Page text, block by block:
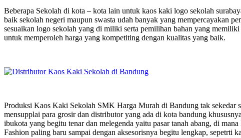
Beberapa Sekolah di kota – kota lain untuk kaos kaki logo sekolah
baik sekolah negeri maupun swasta udah banyak yang mempercayakan
sesuaikan logo sekolah yang di miliki serta pemilihan bahan yang memiliki
untuk memperoleh harga yang kompetiting dengan kualitas yang baik.
Produksi Kaos Kaki Sekolah SMK Harga Murah di Bandung tak sekedar
mensupplai para grosir dan distributor yang ada di kota bandung
ibukota yang begitu tenar dan melegenda yaitu pasar tanah abang, di
Fashion paling baru sampai dengan aksesorisnya begitu lengkap, sepetrti